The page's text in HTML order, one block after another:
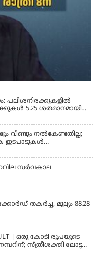
5.25 ശതമാനമായി
വീണ്ടും നൽകേണ്ടതില്ല;
ഇടപാടുകൾ
സര്‍വകാല
തകർച്ച, മൂല്യം 88.28
| ഒരു കോടി രൂപയുടെ
സ്ത്രീശക്തി ലോട്ടറി